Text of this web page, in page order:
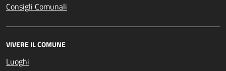
Consigli Comunali
VIVERE IL COMUNE
Luoghi